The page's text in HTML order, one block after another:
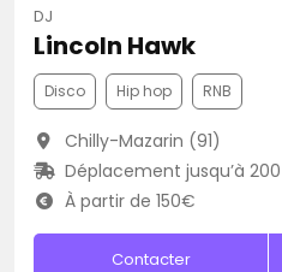
DJ
Lincoln Hawk
Disco Hip hop RNB
Chilly-Mazarin (91)
Déplacement jusqu’à
À partir de 150€
Contacter